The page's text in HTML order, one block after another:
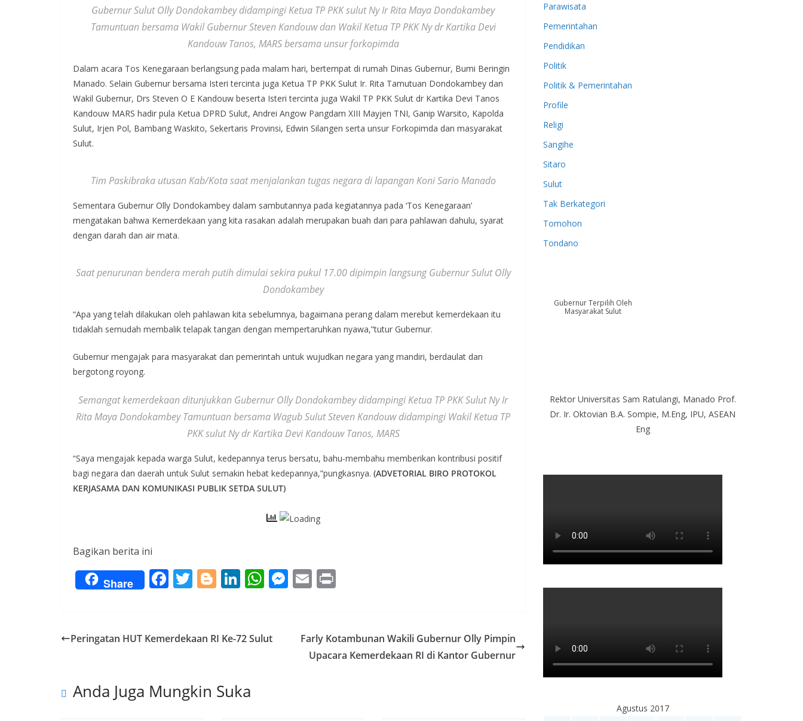
Gubernur Sulut Olly Dondokambey didampingi Ketua TP PKK sulut Ny Ir Rita Maya Dondokambey
Tamuntuan bersama Wakil Gubernur Steven Kandouw dan Wakil Ketua TP PKK Ny dr Kartika Devi
Kandouw Tanos, MARS bersama unsur forkopimda
Dalam acara Tos Kenegaraan berlangsung pada malam hari, bertempat di rumah Dinas Gubernur, Bumi Beringin
Manado. Selain Gubernur bersama Isteri tercinta juga Ketua TP PKK Sulut Ir. Rita Tamutuan Dondokambey dan
Wakil Gubernur, Drs Steven O E Kandouw beserta Isteri tercinta juga Wakil TP PKK Sulut dr Kartika Devi Tanos
Kandouw MARS hadir pula Ketua DPRD Sulut, Andrei Angow Pangdam XIII Mayjen TNI, Ganip Warsito, Kapolda
Sulut, Irjen Pol, Bambang Waskito, Sekertaris Provinsi, Edwin Silangen serta unsur Forkopimda dan masyarakat
Sulut.
Tim Paskibraka utusan Kab/Kota saat menjalankan tugas negara di lapangan Koni Sario Manado
Sementara Gubernur Olly Dondokambey dalam sambutannya pada kegiatannya pada ‘Tos Kenegaraan’
mengatakan bahwa Kemerdekaan yang kita rasakan adalah merupakan buah dari para pahlawan dahulu, syarat
dengan darah dan air mata.
Saat penurunan bendera merah putih dimulai sekira pukul 17.00 dipimpin langsung Gubernur Sulut Olly
Dondokambey
“Apa yang telah dilakukan oleh pahlawan kita sebelumnya, bagaimana perang dalam merebut kemerdekaan itu
tidaklah semudah membalik telapak tangan dengan mempertaruhkan nyawa,”tutur Gubernur.
Gubernur mengajak para masyarakat dan pemerintah untuk wujudkan negara yang mandiri, berdaulat dan
bergotong royong.
Semangat kemerdekaan ditunjukkan Gubernur Olly Dondokambey didampingi Ketua TP PKK Sulut Ny Ir
Rita Maya Dondokambey Tamuntuan bersama Wagub Sulut Steven Kandouw didampingi Wakil Ketua TP
PKK sulut Ny dr Kartika Devi Kandouw Tanos, MARS
“Saya mengajak kepada warga Sulut, kedepannya terus bersatu, bahu-membahu memberikan kontribusi positif
bagi negara dan daerah untuk Sulut semakin hebat kedepannya,”pungkasnya. (ADVETORIAL BIRO PROTOKOL
KERJASAMA DAN KOMUNIKASI PUBLIK SETDA SULUT)
Bagikan berita ini
Share F
b
k
T
er
Bl
g
Li
e
W
s
M E
l
Peringatan HUT Kemerdekaan RI Ke-72 Sulut
Farly Kotambunan Wakili Gubernur Olly Pimpin
Upacara Kemerdekaan RI di Kantor Gubernur
Anda Juga Mungkin Suka
Parawisata
Pemerintahan
Pendidikan
Politik
Politik & Pemerintahan
Profile
Religi
Sangihe
Sitaro
Sulut
Tak Berkategori
Tomohon
Tondano
Gubernur Terpilih Oleh
Masyarakat Sulut
Rektor Universitas Sam Ratulangi, Manado Prof.
Dr. Ir. Oktovian B.A. Sompie, M.Eng, IPU, ASEAN
Eng
Agustus 2017